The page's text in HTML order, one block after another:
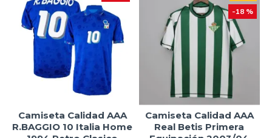
Camiseta Calidad AAA
R.BAGGIO 10 Italia Home
-18 %
Camiseta Calidad AAA
Real Betis Primera